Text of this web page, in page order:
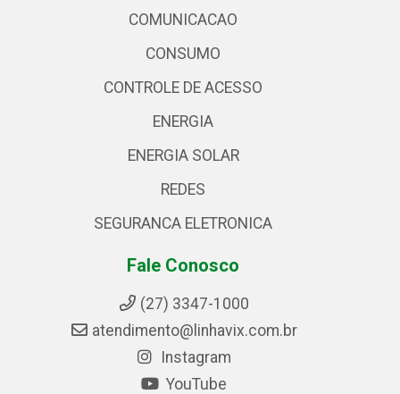
COMUNICACAO
CONSUMO
CONTROLE DE ACESSO
ENERGIA
ENERGIA SOLAR
REDES
SEGURANCA ELETRONICA
Fale Conosco
(27) 3347-1000
atendimento@linhavix.com.br
Instagram
YouTube